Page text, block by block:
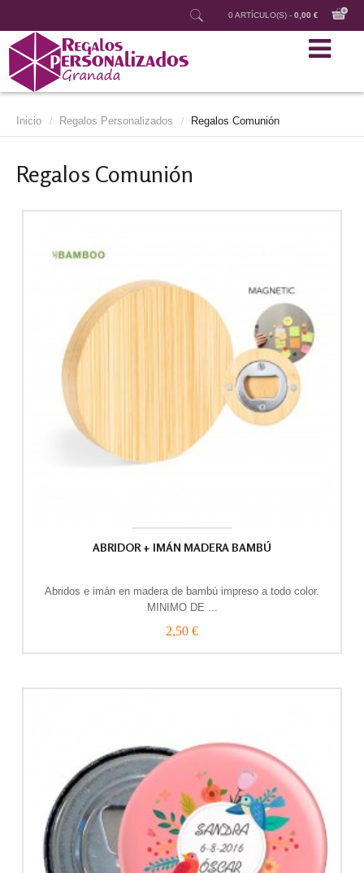
0 ARTÍCULO(S) - 0,00 €
Inicio / Regalos Personalizados / Regalos Comunión
Regalos Comunión
ABRIDOR + IMÁN MADERA BAMBÚ
Abridos e imán en madera de bambú impreso a todo color.
MINIMO DE ...
2,50 €